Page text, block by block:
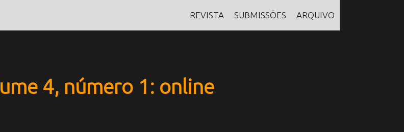
ARQUIVO
SUBMISSÕES
REVISTA
4, número 1: online